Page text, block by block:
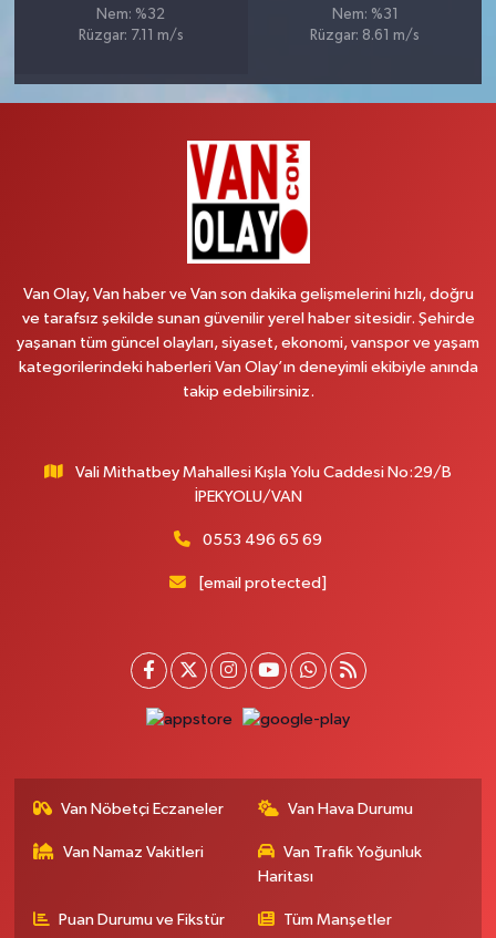
Nem: %32
Rüzgar: 7.11 m/s
Nem: %31
Rüzgar: 8.61 m/s
Van Olay, Van haber ve Van son dakika gelişmelerini hızlı, doğru
ve tarafsız şekilde sunan güvenilir yerel haber sitesidir. Şehirde
yaşanan tüm güncel olayları, siyaset, ekonomi, vanspor ve yaşam
kategorilerindeki haberleri Van Olay’ın deneyimli ekibiyle anında
takip edebilirsiniz.
Vali Mithatbey Mahallesi Kışla Yolu Caddesi No:29/B
İPEKYOLU/VAN
0553 496 65 69
[email protected]
Van Nöbetçi Eczaneler Van Hava Durumu
Van Namaz Vakitleri
Van Trafik Yoğunluk
Haritası
Puan Durumu ve Fikstür Tüm Manşetler